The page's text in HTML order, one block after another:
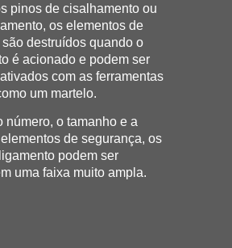
pinos de cisalhamento ou
os elementos de
destruídos quando o
é acionado e podem ser
com as ferramentas
um martelo.
número, o tamanho e a
de segurança, os
podem ser
uma faixa muito ampla.